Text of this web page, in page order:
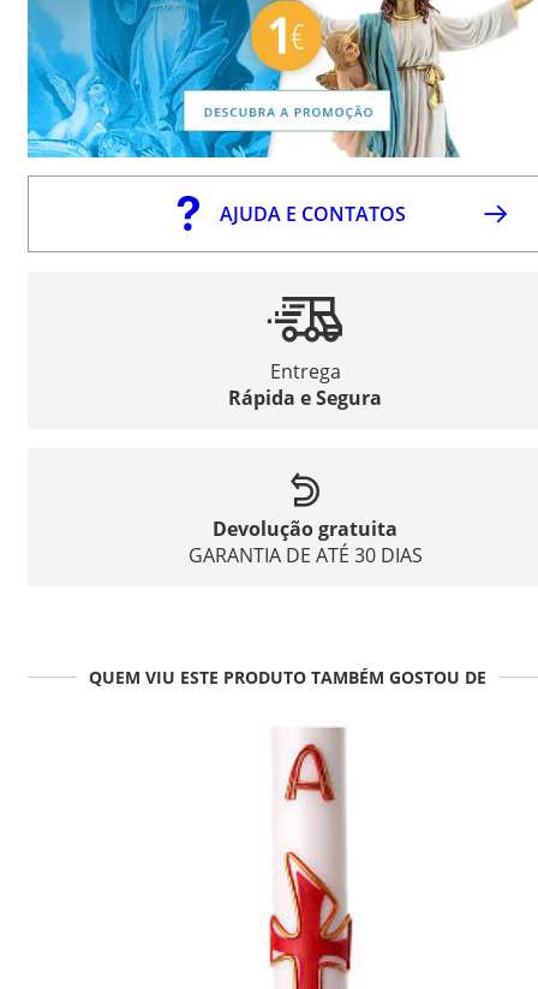
AJUDA E CONTATOS
Entrega
Rápida e Segura
Devolução gratuita
GARANTIA DE ATÉ 30 DIAS
QUEM VIU ESTE PRODUTO TAMBÉM GOSTOU DE